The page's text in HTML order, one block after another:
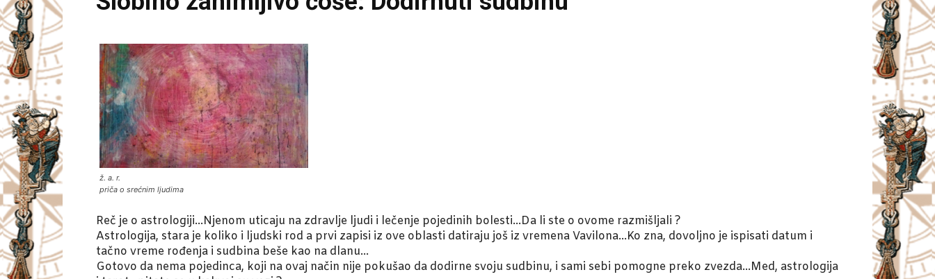
ž. a. r.
priča o srećnim ljudima
Reč je o astrologiji…Njenom uticaju na zdravlje ljudi i lečenje pojedinih bolesti…Da li ste o ovome razmišljali ?
Astrologija, stara je koliko i ljudski rod a prvi zapisi iz ove oblasti datiraju još iz vremena Vavilona…Ko zna, dovoljno je ispisati datum i
tačno vreme rođenja i sudbina beše kao na dlanu…
Gotovo da nema pojedinca, koji na ovaj način nije pokušao da dodirne svoju sudbinu, i sami sebi pomogne preko zvezda…Med, astrologija